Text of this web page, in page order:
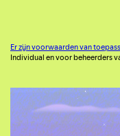
Er zijn voorwaarden van
Individual en voor beheerders